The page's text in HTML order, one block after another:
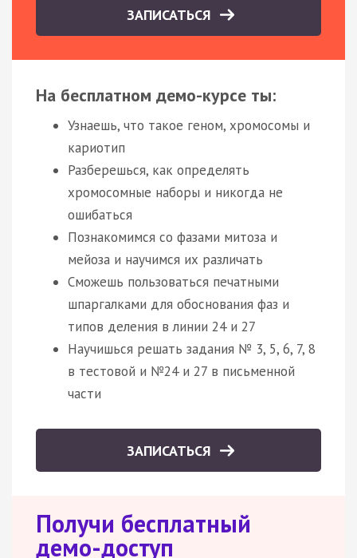
ЗАПИСАТЬСЯ
На бесплатном демо-курсе ты:
Узнаешь, что такое геном, хромосомы и
кариотип
Разберешься, как определять
хромосомные наборы и никогда не
ошибаться
Познакомимся со фазами митоза и
мейоза и научимся их различать
Сможешь пользоваться печатными
шпаргалками для обоснования фаз и
типов деления в линии 24 и 27
Научишься решать задания № 3, 5, 6, 7, 8
в тестовой и №24 и 27 в письменной
части
ЗАПИСАТЬСЯ
Получи бесплатный
демо-доступ